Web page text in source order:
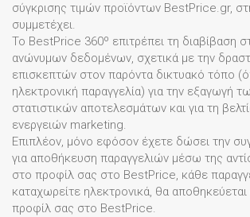
σύγκρισης τιμών προϊόντων BestPrice.gr,
συμμετέχει.
Το BestPrice 360º επιτρέπει τη διαβίβαση
ανώνυμων δεδομένων, σχετικά με την
επισκεπτών στον παρόντα δικτυακό τόπο
ηλεκτρονική παραγγελία) για την εξαγωγή
στατιστικών αποτελεσμάτων και για τη
ενεργειών marketing.
Επιπλέον, μόνο εφόσον έχετε δώσει την
για αποθήκευση παραγγελιών μέσω της
στο προφίλ σας στο BestPrice, κάθε
καταχωρείτε ηλεκτρονικά, θα
προφίλ σας στο BestPrice.